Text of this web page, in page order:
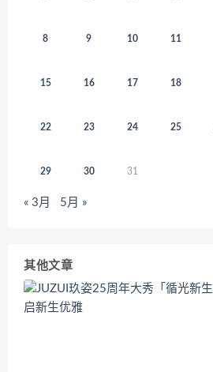
8 9 10 11
15 16 17 18
22 23 24 25
29 30 31
« 3月 5月 »
其他文章